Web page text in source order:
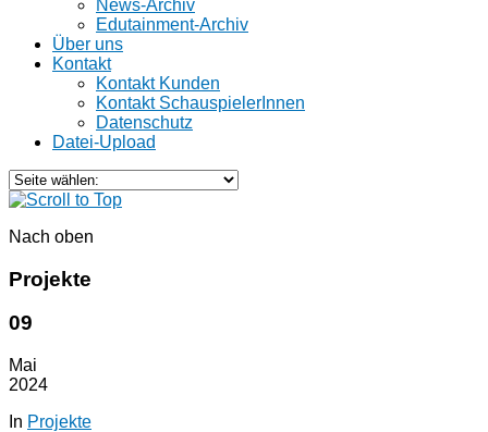
News-Archiv
Edutainment-Archiv
Über uns
Kontakt
Kontakt Kunden
Kontakt SchauspielerInnen
Datenschutz
Datei-Upload
Nach oben
Projekte
09
Mai
2024
In Projekte